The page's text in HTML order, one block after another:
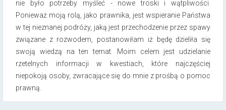
nie było potrzeby myśleć -­ nowe troski i wątpliwości.
Ponieważ moją rolą, jako prawnika, jest wspieranie Państwa
w tej nieznanej podróży, jaką jest przechodzenie przez spawy
związane z rozwodem, postanowiłam iż będę dzieliła się
swoją wiedzą na ten temat. Moim celem jest udzielanie
rzetelnych informacji w kwestiach, które najczęściej
niepokoją osoby, zwracające się do mnie z prośbą o pomoc
prawną.